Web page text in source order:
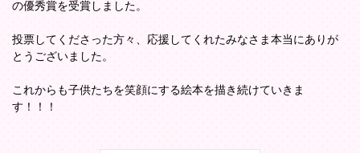
の優秀賞を受賞しました。
投票してくださった方々、応援してくれたみなさま本当にありが
とうございました。
これからも子供たちを笑顔にする絵本を描き続けていきま
す！！！